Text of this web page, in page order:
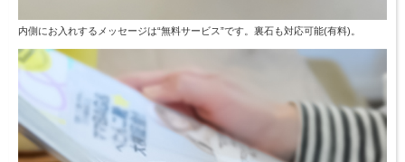
内側にお入れするメッセージは“無料サービス”です。裏石も対応可能(有料)。